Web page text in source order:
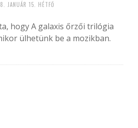
JANUÁR 15. HÉTFŐ
hogy A galaxis őrzői trilógia
ülhetünk be a mozikban.